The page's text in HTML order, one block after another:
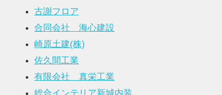
古謝フロア
合同会社 海心建設
崎原土建(株)
佐久間工業
有限会社 真栄工業
総合インテリア新城内装